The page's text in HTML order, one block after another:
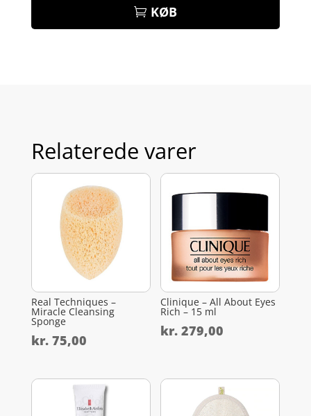
KØB
Relaterede varer
Real Techniques –
Miracle Cleansing
Sponge
kr.75,00
Clinique – All About Eyes
Rich – 15 ml
kr. 279,00